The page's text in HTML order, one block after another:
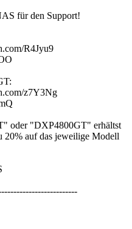
für den Support!
R4Jyu9
z7Y3Ng
oder "DXP4800GT" erhältst
20% auf das jeweilige Modell